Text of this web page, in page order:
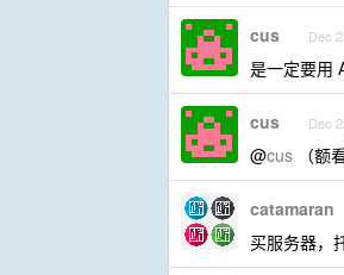
cus Dec
是一定要用
cus Dec
@cus （额
catamaran
买服务器，